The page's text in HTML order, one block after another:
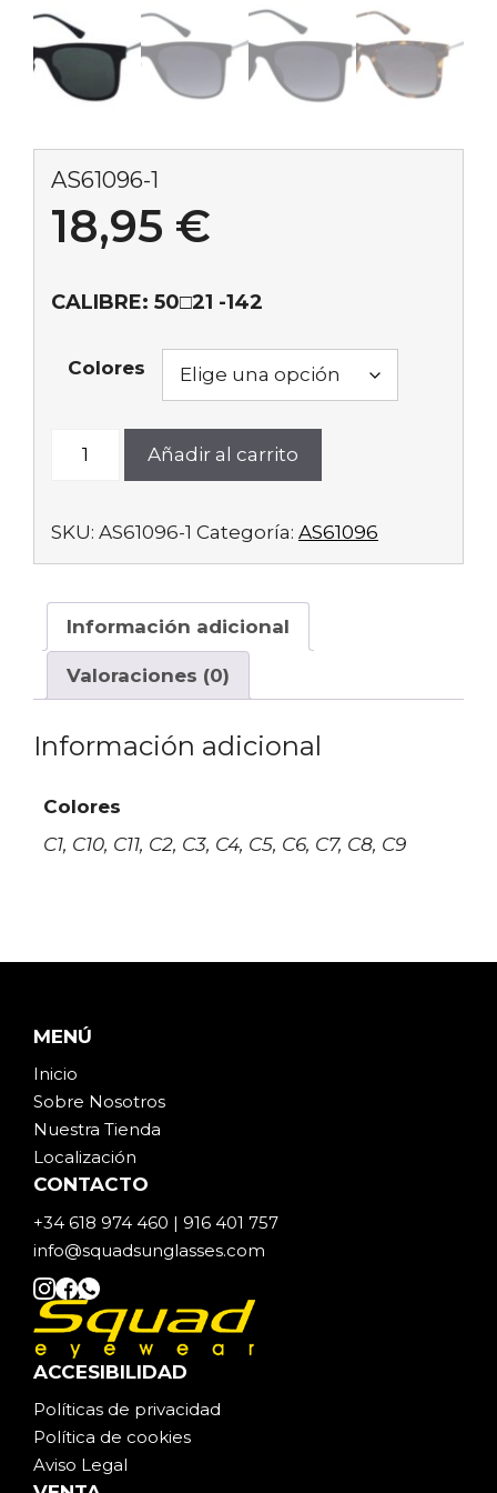
AS61096-1
18,95 €
CALIBRE: 50□21 -142
Colores
Añadir al carrito
SKU: AS61096-1 Categoría: AS61096
Información adicional
Valoraciones (0)
Información adicional
Colores
C1, C10, C11, C2, C3, C4, C5, C6, C7, C8, C9
MENÚ
Inicio
Sobre Nosotros
Nuestra Tienda
Localización
CONTACTO
+34 618 974 460 | 916 401 757
info@squadsunglasses.com
ACCESIBILIDAD
Políticas de privacidad
Política de cookies
Aviso Legal